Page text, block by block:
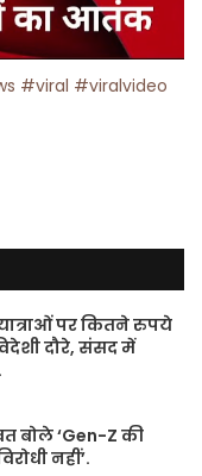
#viral #viralvideo
पर कितने रुपये
दौरे, संसद में
बोले ‘Gen-Z की
नहीं’.